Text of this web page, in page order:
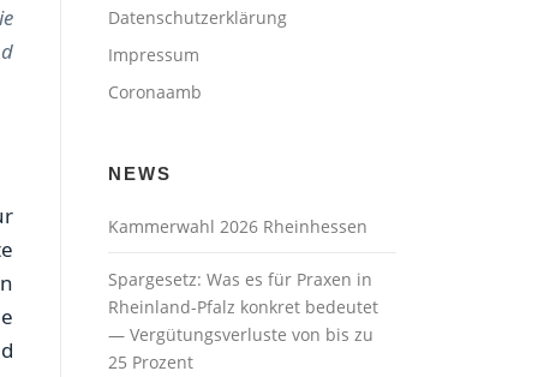
Datenschutzerklärung
Impressum
Coronaamb
NEWS
Kammerwahl 2026 Rheinhessen
Spargesetz: Was es für Praxen in
Rheinland-Pfalz konkret bedeutet
— Vergütungsverluste von bis zu
25 Prozent